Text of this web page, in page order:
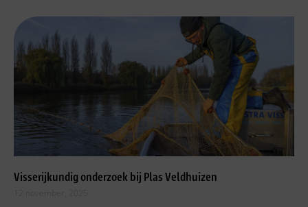
Visserijkundig onderzoek bij Plas Veldhuizen